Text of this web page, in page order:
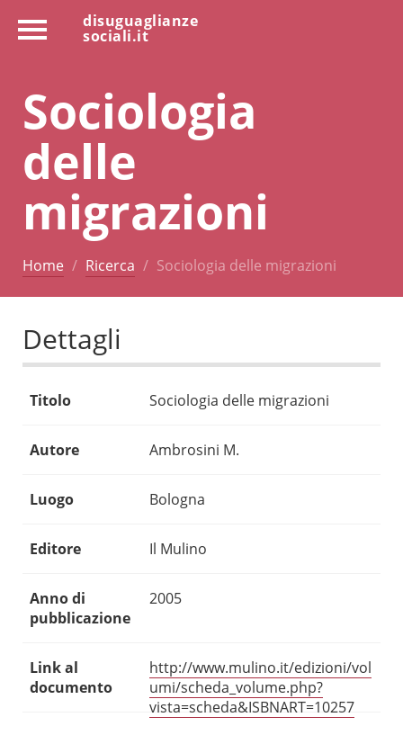
disuguaglianze
sociali.it
Sociologia
delle
migrazioni
Home Ricerca Sociologia delle migrazioni
Dettagli
Titolo Sociologia delle migrazioni
Autore Ambrosini M.
Luogo Bologna
Editore Il Mulino
Anno di
pubblicazione
2005
Link al
documento
http://www.mulino.it/edizioni/vol
umi/scheda_volume.php?
vista=scheda&ISBNART=10257